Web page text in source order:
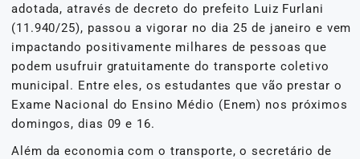
adotada, através de decreto do prefeito Luiz Furlani
(11.940/25), passou a vigorar no dia 25 de janeiro e vem
impactando positivamente milhares de pessoas que
podem usufruir gratuitamente do transporte coletivo
municipal. Entre eles, os estudantes que vão prestar o
Exame Nacional do Ensino Médio (Enem) nos próximos
domingos, dias 09 e 16.
Além da economia com o transporte, o secretário de